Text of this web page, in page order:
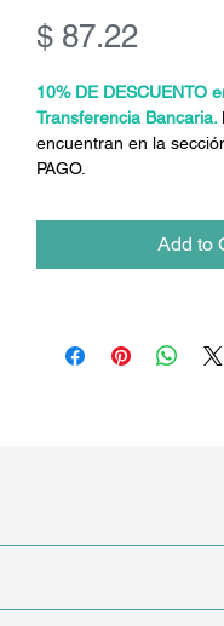
$ 87.22Price
10% DE DESCUENTO
Transferencia Bancaria.
encuentran en la
PAGO.
Add to
al programa general.